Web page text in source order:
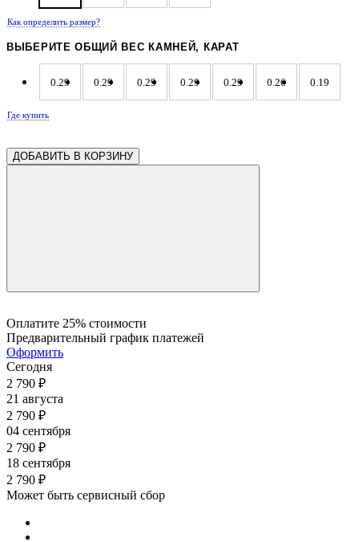
Как определить размер?
ВЫБЕРИТЕ ОБЩИЙ ВЕС КАМНЕЙ, КАРАТ
0.29 0.29 0.29 0.29 0.29 0.26 0.19
Где купить
ДОБАВИТЬ В КОРЗИНУ
Оплатите 25% стоимости
Предварительный график платежей
Оформить
Сегодня
2 790 ₽
21 августа
2 790 ₽
04 сентября
2 790 ₽
18 сентября
2 790 ₽
Может быть сервисный сбор